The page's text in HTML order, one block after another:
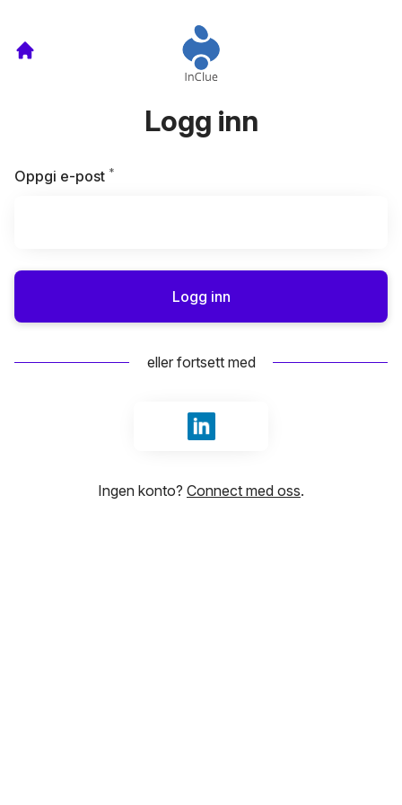
Logg inn
Oppgi e-post *
Logg inn
eller fortsett med
Logg inn med LinkedIn
Ingen konto? Connect med oss.